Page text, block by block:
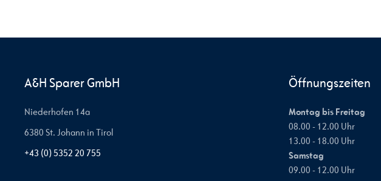
A&H Sparer GmbH
Niederhofen 14a
6380 St. Johann in Tirol
+43 (0) 5352 20 755
Öffnungszeiten
Montag bis Freitag
08.00 - 12.00 Uhr
13.00 - 18.00 Uhr
Samstag
09.00 - 12.00 Uhr